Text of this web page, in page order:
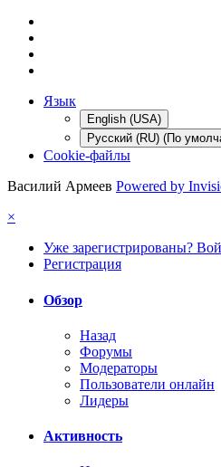
Язык
English (USA)
Русский (RU) (По
Cookie-файлы
Василий Армеев Powered by
×
Уже зарегистрированы?
Регистрация
Обзор
Назад
Форумы
Модераторы
Пользователи онлайн
Лидеры
Активность